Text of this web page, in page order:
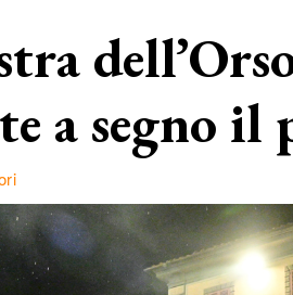
a segno il